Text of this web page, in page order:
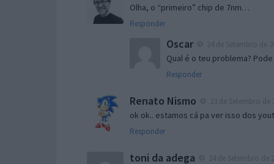
Olha, o “primeiro” chip de 7nm…
Responder
Oscar
Qual é o teu problema?
Responder
Renato Nismo
ok ok.. estamos cá pa ver isso dos
Responder
toni da adega